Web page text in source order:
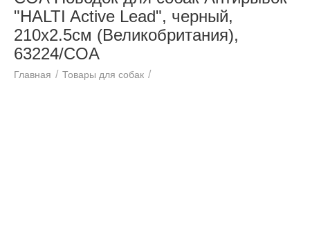
"HALTI Active Lead", черный,
210х2.5см (Великобритания),
63224/COA
Главная / Товары для собак /